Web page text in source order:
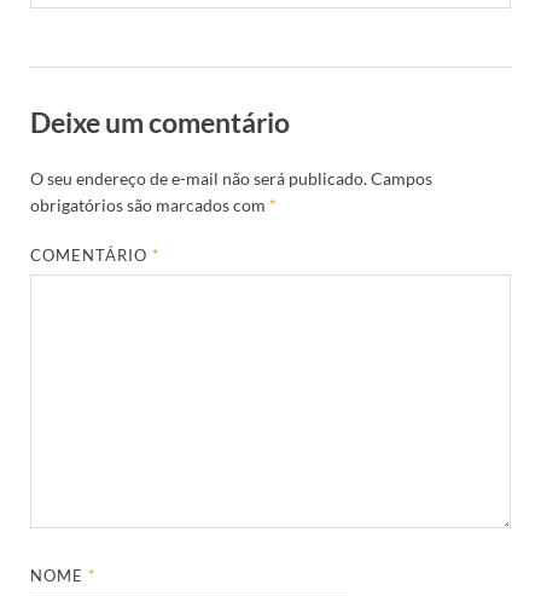
Deixe um comentário
O seu endereço de e-mail não será publicado.Campos
obrigatórios são marcados com *
COMENTÁRIO*
NOME*